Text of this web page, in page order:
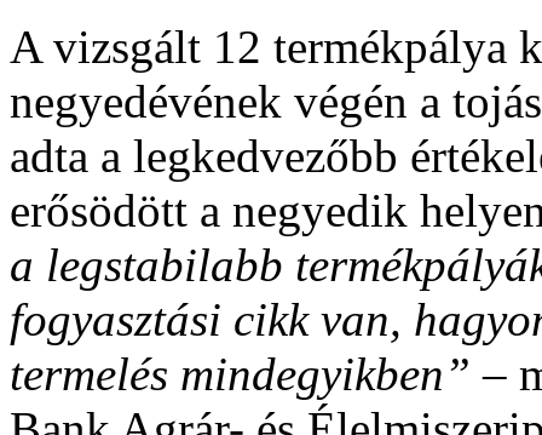
A vizsgált 12 termékpálya
negyedévének végén a
adta a legkedvezőbb
erősödött a negyedik
a legstabilabb
fogyasztási cikk van,
termelés mindegyikben” –